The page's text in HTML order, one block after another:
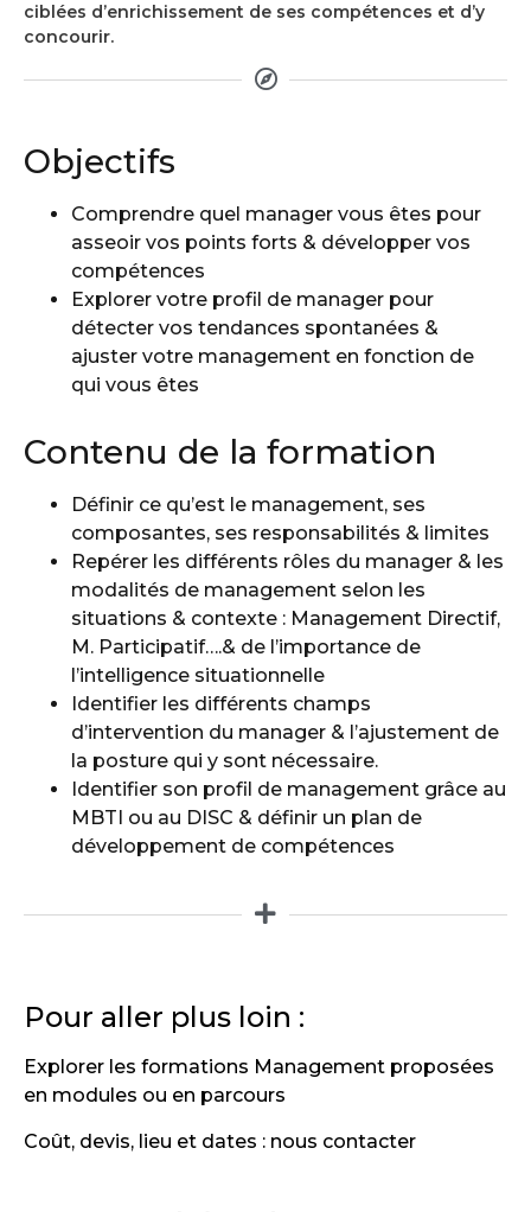
ciblées d’enrichissement de ses compétences et d’y
concourir.
Objectifs
Comprendre quel manager vous êtes pour
asseoir vos points forts & développer vos
compétences
Explorer votre profil de manager pour
détecter vos tendances spontanées &
ajuster votre management en fonction de
qui vous êtes
Contenu de la formation
Définir ce qu’est le management, ses
composantes, ses responsabilités & limites
Repérer les différents rôles du manager & les
modalités de management selon les
situations & contexte : Management Directif,
M. Participatif….& de l’importance de
l’intelligence situationnelle
Identifier les différents champs
d’intervention du manager & l’ajustement de
la posture qui y sont nécessaire.
Identifier son profil de management grâce au
MBTI ou au DISC & définir un plan de
développement de compétences
Pour aller plus loin :
Explorer les formations Management proposées
en modules ou en parcours
Coût, devis, lieu et dates : nous contacter